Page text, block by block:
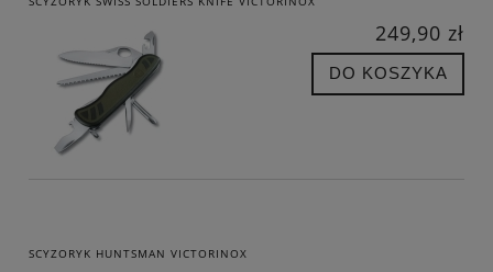
249,90 zł
DO KOSZYKA
SCYZORYK HUNTSMAN VICTORINOX